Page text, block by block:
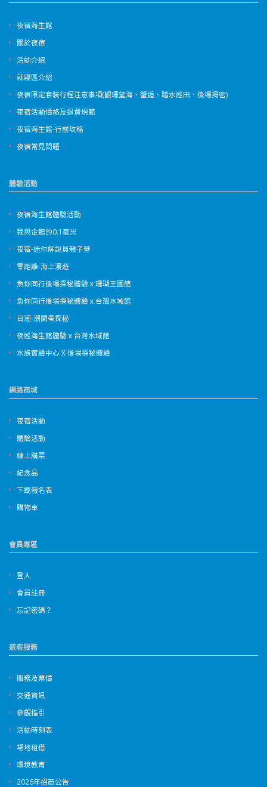
夜宿海生館
關於夜宿
活動介紹
就寢區介紹
夜宿限定套裝行程注意事項(觀珊望海、蟹逅、踏水巡田、後場揭密)
夜宿活動價格及退費規範
夜宿海生館-行前攻略
夜宿常見問題
體驗活動
夜宿海生館體驗活動
我與企鵝的0.1毫米
夜宿-迷你解說員親子營
零距離-海上漫遊
魚你同行後場探秘體驗ｘ珊瑚王國館
魚你同行後場探秘體驗ｘ台灣水域館
日潮-潮間帶探秘
夜巡海生館體驗ｘ台灣水域館
水族實驗中心 X 後場探秘體驗
網路商城
夜宿活動
體驗活動
線上購票
紀念品
下載報名表
購物車
會員專區
登入
會員註冊
忘記密碼？
遊客服務
服務及票價
交通資訊
參觀指引
活動時刻表
場地租借
環境教育
2026年招商公告